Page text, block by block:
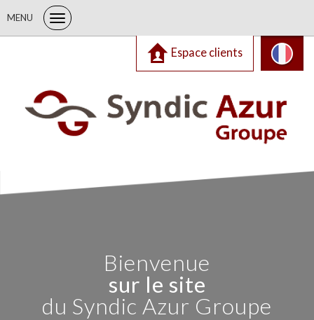
MENU
Espace clients
Bienvenue
sur le site
du Syndic Azur Groupe